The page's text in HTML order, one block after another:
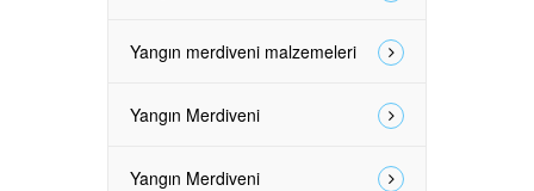
Yangın merdiveni malzemeleri
Yangın Merdiveni
Yangın Merdiveni